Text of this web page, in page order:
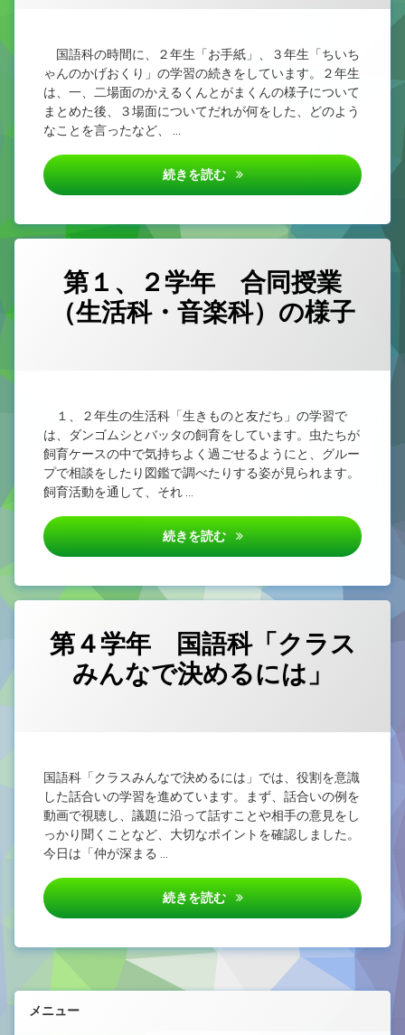
生
国語科の時間に、２年生「お手紙」、３年生「ちいち
ゃんのかげおくり」の学習の続きをしています。２年生
は、一、二場面のかえるくんとがまくんの様子について
まとめた後、３場面についてだれが何をした、どのよう
なことを言ったなど、 …
続きを読む 第２・３学年 複式国語科
第１、２学年 合同授業
（生活科・音楽科）の様子
１、２年生の生活科「生きものと友だち」の学習で
は、ダンゴムシとバッタの飼育をしています。虫たちが
飼育ケースの中で気持ちよく過ごせるようにと、グルー
プで相談をしたり図鑑で調べたりする姿が見られます。
飼育活動を通して、それ …
続きを読む 第１、２学年 合同授業（生
第４学年 国語科「クラス
みんなで決めるには」
国語科「クラスみんなで決めるには」では、役割を意識
した話合いの学習を進めています。まず、話合いの例を
動画で視聴し、議題に沿って話すことや相手の意見をし
っかり聞くことなど、大切なポイントを確認しました。
今日は「仲が深まる …
続きを読む 第４学年 国語科「クラスみ
メニュー